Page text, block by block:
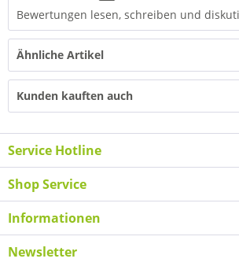
Bewertungen lesen, schreiben und
Ähnliche Artikel
Kunden kauften auch
Service Hotline
Shop Service
Informationen
Newsletter